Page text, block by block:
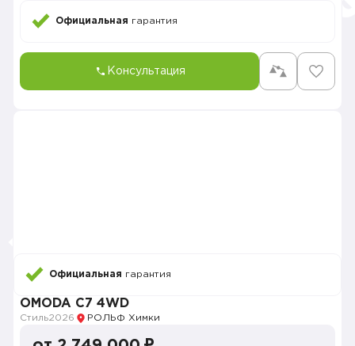
Официальная гарантия
Консультация
Официальная гарантия
OMODA C7 4WD
Стиль2026 РОЛЬФ Химки